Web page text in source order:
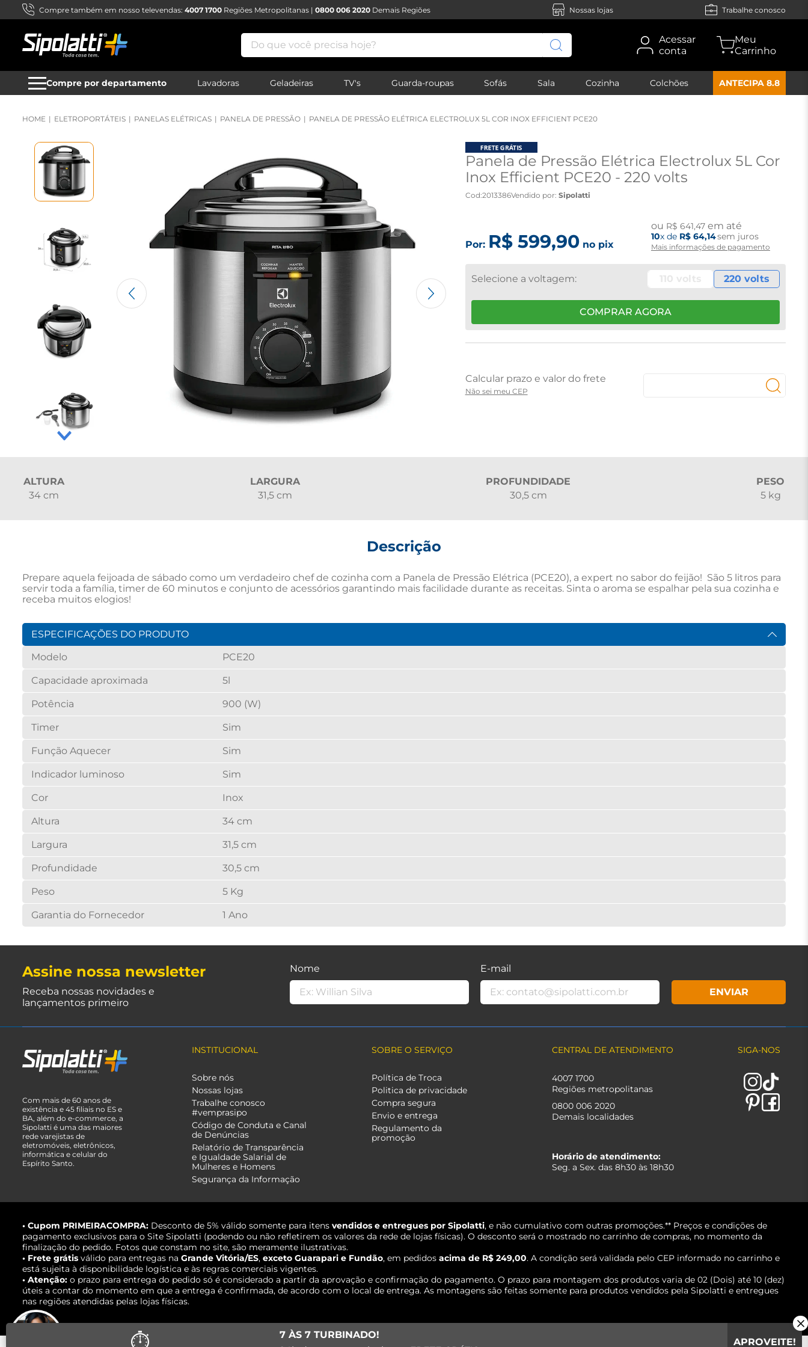
Compre também em nosso televendas: 4007 1700 Regiões Metropolitanas | 0800 006 2020 Demais Regiões Nossas lojas Trabalhe conosco
Do que você precisa hoje?
Acessar
conta
Compre por departamento Lavadoras Geladeiras TV's Guarda-roupas Sofás Sala Cozinha Colchões ANTECIPA 8.8
ELETROPORTÁTEIS PANELAS ELÉTRICAS PANELA DE PRESSÃO PANELA DE PRESSÃO ELÉTRICA ELECTROLUX 5L COR INOX EFFICIENT PCE20
Panela de Pressão Elétrica Electrolux 5L Cor
Inox Efficient PCE20 - 220 volts
Cod:2013386Vendido por: Sipolatti
Por: R$ 599,90no pix
ou R$ 641,47em até
10x de R$ 64,14sem juros
Mais informações de pagamento
220 volts
COMPRAR AGORA
Não sei meu CEP
ALTURA
34 cm
LARGURA
31,5 cm
PROFUNDIDADE
30,5 cm
PESO
5 kg
Descrição
Prepare aquela feijoada de sábado como um verdadeiro chef de cozinha com a Panela de Pressão Elétrica (PCE20), a expert no sabor do feijão!  São 5 litros para
servir toda a família, timer de 60 minutos e conjunto de acessórios garantindo mais facilidade durante as receitas. Sinta o aroma se espalhar pela sua cozinha e
receba muitos elogios!
ESPECIFICAÇÕES DO PRODUTO
Modelo
PCE20
Capacidade aproximada 5l
Potência 900 (W)
Timer Sim
Função Aquecer Sim
Indicador luminoso Sim
Cor Inox
Altura 34 cm
Largura 31,5 cm
Profundidade 30,5 cm
Peso 5 Kg
Garantia do Fornecedor 1 Ano
Assine nossa newsletter
Receba nossas novidades e
lançamentos primeiro
Nome E-mail
ENVIAR
Com mais de 60 anos de
existência e 45 filiais no ES e
BA, além do e-commerce, a
Sipolatti é uma das maiores
rede varejistas de
eletromóveis, eletrônicos,
informática e celular do
Espírito Santo.
INSTITUCIONAL
Sobre nós
Nossas lojas
Trabalhe conosco
#vemprasipo
Código de Conduta e Canal
de Denúncias
Relatório de Transparência
e Igualdade Salarial de
Mulheres e Homens
Segurança da Informação
SOBRE O SERVIÇO
Política de Troca
Politica de privacidade
Compra segura
Envio e entrega
Regulamento da
promoção
CENTRAL DE ATENDIMENTO
4007 1700
Regiões metropolitanas
0800 006 2020
Demais localidades
Horário de atendimento:
Seg. a Sex. das 8h30 às 18h30
SIGA-NOS
• Cupom PRIMEIRACOMPRA: Desconto de 5% válido somente para itens vendidos e entregues por Sipolatti, e não cumulativo com outras promoções.** Preços e condições de
pagamento exclusivos para o Site Sipolatti (podendo ou não refletirem os valores da rede de lojas físicas). O desconto será o mostrado no carrinho de compras, no momento da
finalização do pedido. Fotos que constam no site, são meramente ilustrativas.
• Frete grátis válido para entregas na Grande Vitória/ES, exceto Guarapari e Fundão, em pedidos acima de R$ 249,00. A condição será validada pelo CEP informado no carrinho e
está sujeita à disponibilidade logística e às regras comerciais vigentes.
• Atenção: o prazo para entrega do pedido só é considerado a partir da aprovação e confirmação do pagamento. O prazo para montagem dos produtos varia de 02 (Dois) até 10 (dez)
úteis a contar do momento em que a entrega é confirmada, de acordo com o local de entrega. As montagens são feitas somente para produtos vendidos pela Sipolatti e entregues
nas regiões atendidas pelas lojas físicas.
⏱
7 ÀS 7 TURBINADO!
APROVEITE!